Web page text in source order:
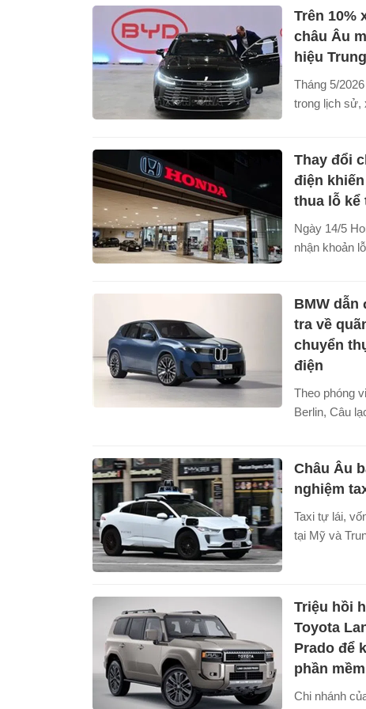
tại châu Âu
trong bối
mức cao và
đẩy.
Trên 10%
châu Âu
hiệu
Tháng 5/
trong lịch sử,
chính thức
Thay đổi
điện
thua lỗ kể
Ngày 14/5
nhận khoản
xe điện (EV)
trường Mỹ.
BMW dẫn
tra về
chuyển
điện
Theo phóng
Berlin, Câu
điện “El Prix”
mẫu BMW
thực tế, còn
Trung Quốc
Châu Âu
nghiệm
Taxi tự lái,
tại Mỹ và
nay.
Triệu hồi
Toyota
Prado để
phần mềm
Chi nhánh